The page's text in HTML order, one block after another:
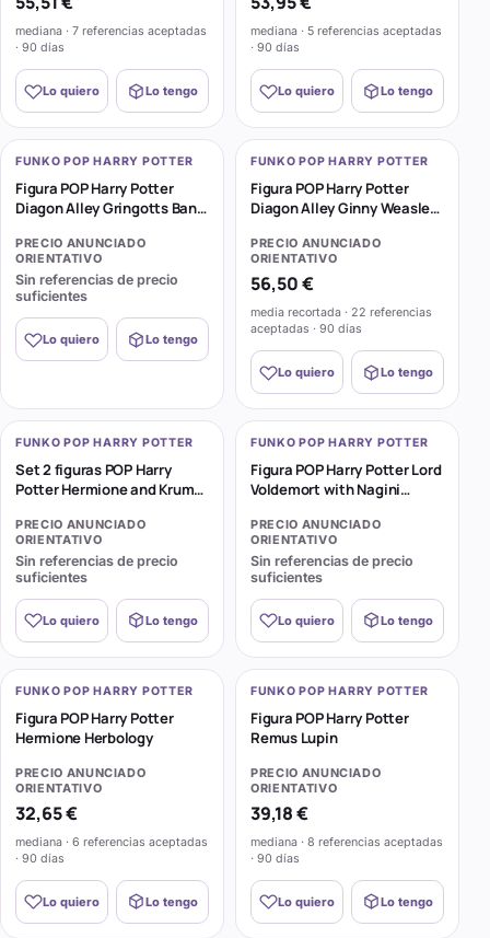
mediana · 7 referencias aceptadas
· 90 días
Lo quiero Lo tengo
mediana · 5 referencias aceptadas
· 90 días
Lo quiero Lo tengo
FUNKO POP HARRY POTTER
Figura POP Harry Potter
Diagon Alley Gringotts Bank
PRECIO ANUNCIADO
ORIENTATIVO
Sin referencias de precio
suficientes
Lo quiero Lo tengo
FUNKO POP HARRY POTTER
Figura POP Harry Potter
Diagon Alley Ginny Weasley
PRECIO ANUNCIADO
ORIENTATIVO
56,50 €
media recortada · 22 referencias
aceptadas · 90 días
Lo quiero Lo tengo
FUNKO POP HARRY POTTER
Set 2 figuras POP Harry
Potter Hermione and Krum
PRECIO ANUNCIADO
ORIENTATIVO
Sin referencias de precio
suficientes
Lo quiero Lo tengo
FUNKO POP HARRY POTTER
Figura POP Harry Potter Lord
Voldemort with Nagini
PRECIO ANUNCIADO
ORIENTATIVO
Sin referencias de precio
suficientes
Lo quiero Lo tengo
FUNKO POP HARRY POTTER
Figura POP Harry Potter
Hermione Herbology
PRECIO ANUNCIADO
ORIENTATIVO
32,65 €
mediana · 6 referencias aceptadas
· 90 días
Lo quiero Lo tengo
FUNKO POP HARRY POTTER
Figura POP Harry Potter
Remus Lupin
PRECIO ANUNCIADO
ORIENTATIVO
39,18 €
mediana · 8 referencias aceptadas
· 90 días
Lo quiero Lo tengo